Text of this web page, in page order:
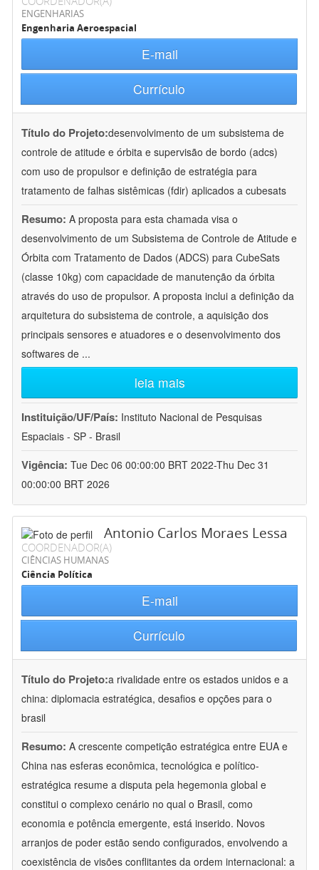
ENGENHARIAS
Engenharia Aeroespacial
E-mail
Currículo
Título do Projeto:desenvolvimento de um subsistema de
controle de atitude e órbita e supervisão de bordo (adcs)
com uso de propulsor e definição de estratégia para
tratamento de falhas sistêmicas (fdir) aplicados a cubesats
Resumo: A proposta para esta chamada visa o
desenvolvimento de um Subsistema de Controle de Atitude e
Órbita com Tratamento de Dados (ADCS) para CubeSats
(classe 10kg) com capacidade de manutenção da órbita
através do uso de propulsor. A proposta inclui a definição da
arquitetura do subsistema de controle, a aquisição dos
principais sensores e atuadores e o desenvolvimento dos
softwares de ...
leia mais
Instituição/UF/País: Instituto Nacional de Pesquisas
Espaciais - SP - Brasil
Vigência: Tue Dec 06 00:00:00 BRT 2022-Thu Dec 31
00:00:00 BRT 2026
Antonio Carlos Moraes Lessa
COORDENADOR(A)
CIÊNCIAS HUMANAS
Ciência Política
E-mail
Currículo
Título do Projeto:a rivalidade entre os estados unidos e a
china: diplomacia estratégica, desafios e opções para o
brasil
Resumo: A crescente competição estratégica entre EUA e
China nas esferas econômica, tecnológica e político-
estratégica resume a disputa pela hegemonia global e
constitui o complexo cenário no qual o Brasil, como
economia e potência emergente, está inserido. Novos
arranjos de poder estão sendo configurados, envolvendo a
coexistência de visões conflitantes da ordem internacional: a